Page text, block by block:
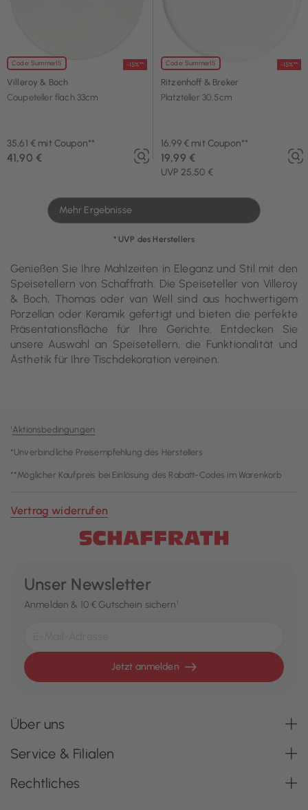
Code: Summer15 -15%**
Villeroy & Boch
Coupeteller flach 33cm
35,61 € mit Coupon**
41,90 €
Code: Summer15 -15%**
Ritzenhoff & Breker
Platzteller 30,5cm
16,99 € mit Coupon**
UVP 25,50 €
19,99 €
Mehr Ergebnisse
* UVP des Herstellers
Genießen Sie Ihre Mahlzeiten in Eleganz und Stil mit den
Speisetellern von Schaffrath. Die Speiseteller von Villeroy
& Boch, Thomas oder van Well sind aus hochwertigem
Porzellan oder Keramik gefertigt und bieten die perfekte
Präsentationsfläche für Ihre Gerichte. Entdecken Sie
unsere Auswahl an Speisetellern, die Funktionalität und
Ästhetik für Ihre Tischdekoration vereinen.
¹Aktionsbedingungen
*Unverbindliche Preisempfehlung des Herstellers
**Möglicher Kaufpreis bei Einlösung des Rabatt-Codes im Warenkorb
Vertrag widerrufen
Unser Newsletter
Anmelden & 10 € Gutschein sichern¹
Jetzt anmelden
Über uns
Service & Filialen
Rechtliches